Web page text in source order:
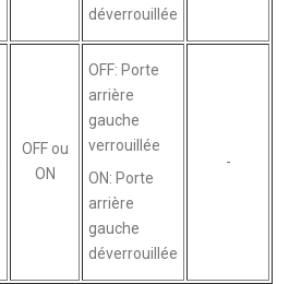
déverrouillée
OFF ou
ON
OFF: Porte
arrière
gauche
verrouillée
ON: Porte
arrière
gauche
déverrouillée
-